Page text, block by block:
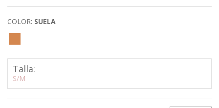
COLOR: SUELA
Talla:
S/M